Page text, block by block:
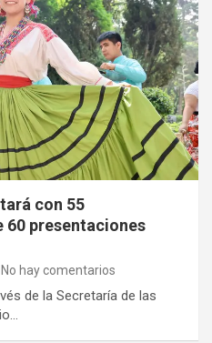
con 55
60 presentaciones
No hay comentarios
de la Secretaría de las